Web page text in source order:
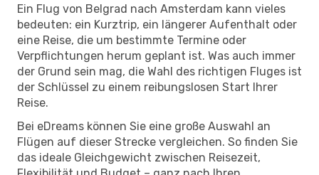
Ein Flug von Belgrad nach Amsterdam kann vieles
bedeuten: ein Kurztrip, ein längerer Aufenthalt oder
eine Reise, die um bestimmte Termine oder
Verpflichtungen herum geplant ist. Was auch immer
der Grund sein mag, die Wahl des richtigen Fluges ist
der Schlüssel zu einem reibungslosen Start Ihrer
Reise.
Bei eDreams können Sie eine große Auswahl an
Flügen auf dieser Strecke vergleichen. So finden Sie
das ideale Gleichgewicht zwischen Reisezeit,